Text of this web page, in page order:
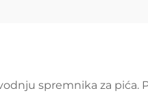
spremnika za pića.